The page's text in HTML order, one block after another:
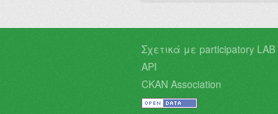
Σχετικά με participatory LAB
API
CKAN Association